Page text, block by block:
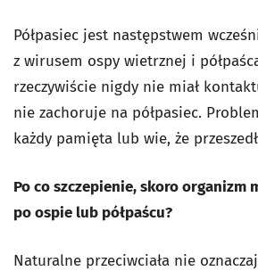
Półpasiec jest następstwem
z wirusem ospy wietrznej i
rzeczywiście nigdy nie miał
nie zachoruje na półpasiec.
każdy pamięta lub wie, że
Po co szczepienie, skoro organizm
po ospie lub półpaścu?
Naturalne przeciwciała nie